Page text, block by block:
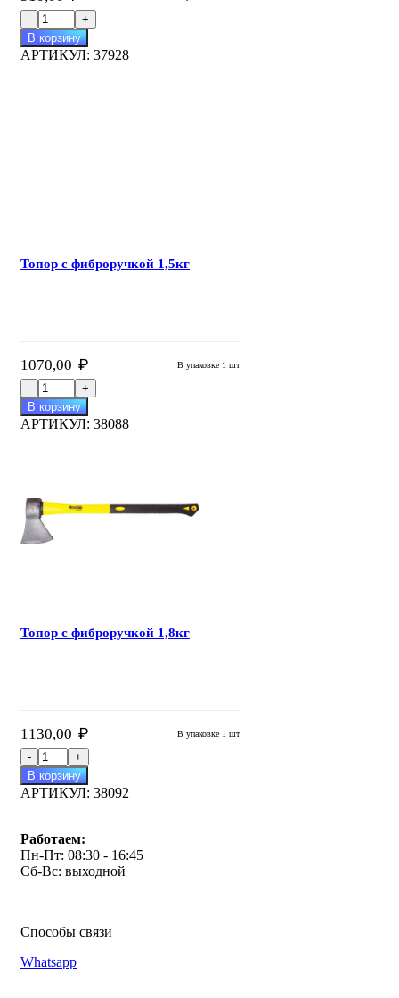
В корзину
АРТИКУЛ: 37928
Топор с фиброручкой 1,5кг
1070,00 ₽ В упаковке 1 шт
В корзину
АРТИКУЛ: 38088
Топор с фиброручкой 1,8кг
1130,00 ₽ В упаковке 1 шт
В корзину
АРТИКУЛ: 38092
Работаем:
Пн-Пт: 08:30 - 16:45
Сб-Вс: выходной
Способы связи
Whatsapp